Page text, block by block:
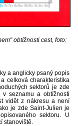
obtížnosti cest, foto:
a anglicky psaný popis
celková charakteristika
sektorů je zde
seznamu a obtížnosti
vidět z nákresu a není
je zde Saint-Julien je
sektoru. U
stanoviště.